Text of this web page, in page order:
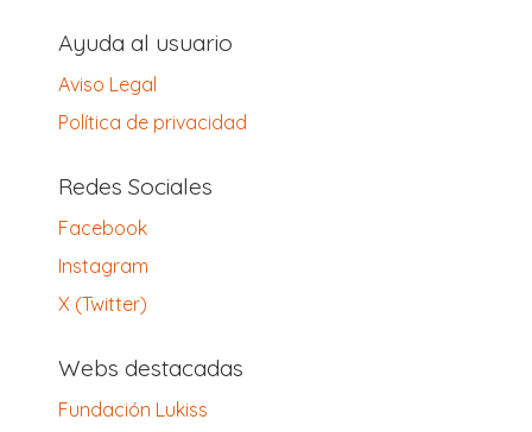
Ayuda al usuario
Aviso Legal
Política de privacidad
Redes Sociales
Facebook
Instagram
X (Twitter)
Webs destacadas
Fundación Lukiss